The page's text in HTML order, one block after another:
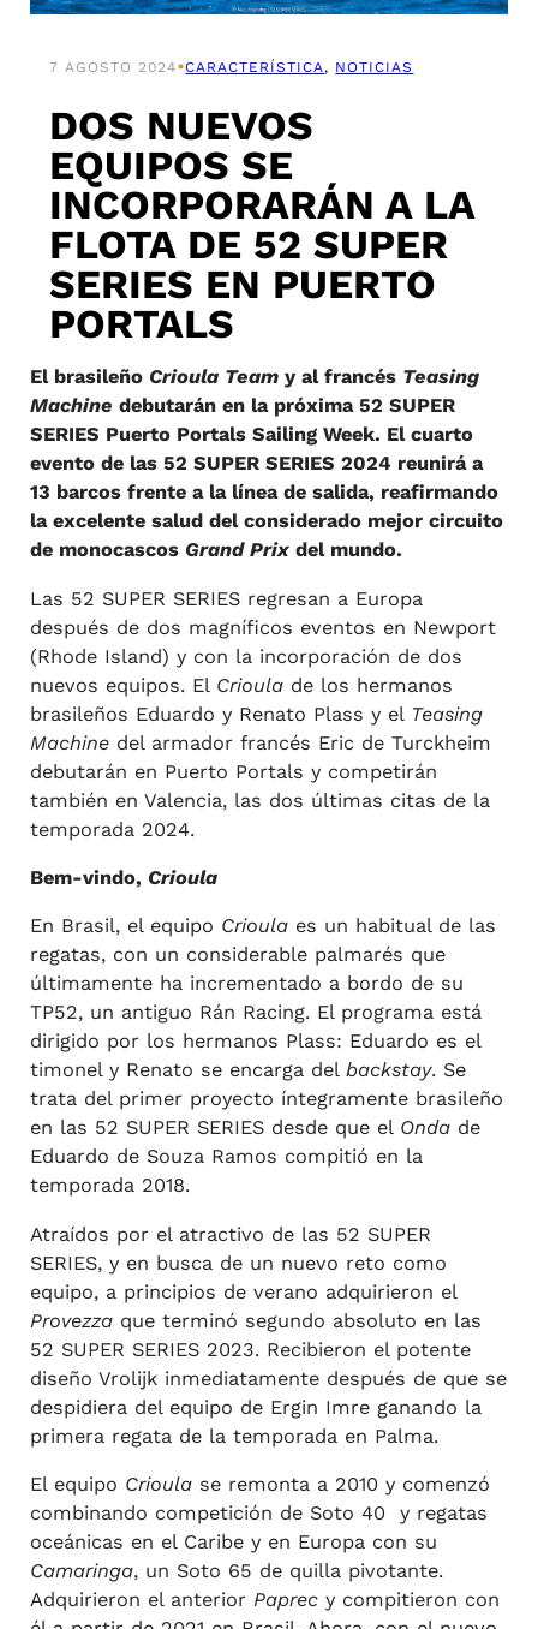
7 AGOSTO 2024•CARACTERÍSTICA, NOTICIAS
DOS NUEVOS
EQUIPOS SE
INCORPORARÁN A LA
FLOTA DE 52 SUPER
SERIES EN PUERTO
PORTALS
El brasileño Crioula Teamy al francés Teasing
Machine debutarán en la próxima 52 SUPER
SERIES Puerto Portals Sailing Week. El cuarto
evento de las 52 SUPER SERIES 2024 reunirá a
13 barcos frente a la línea de salida, reafirmando
la excelente salud del considerado mejor circuito
de monocascos Grand Prixdel mundo.
Las 52 SUPER SERIES regresan a Europa
después de dos magníficos eventos en Newport
(Rhode Island) y con la incorporación de dos
nuevos equipos. El Crioulade los hermanos
brasileños Eduardo y Renato Plass y el Teasing
Machinedel armador francés Eric de Turckheim
debutarán en Puerto Portals y competirán
también en Valencia, las dos últimas citas de la
temporada 2024.
Bem-vindo, Crioula
En Brasil, el equipo Crioulaes un habitual de las
regatas, con un considerable palmarés que
últimamente ha incrementado a bordo de su
TP52, un antiguo Rán Racing. El programa está
dirigido por los hermanos Plass: Eduardo es el
timonel y Renato se encarga del backstay. Se
trata del primer proyecto íntegramente brasileño
en las 52 SUPER SERIES desde que el Ondade
Eduardo de Souza Ramos compitió en la
temporada 2018.
Atraídos por el atractivo de las 52 SUPER
SERIES, y en busca de un nuevo reto como
equipo, a principios de verano adquirieron el
Provezzaque terminó segundo absoluto en las
52 SUPER SERIES 2023. Recibieron el potente
diseño Vrolijk inmediatamente después de que se
despidiera del equipo de Ergin Imre ganando la
primera regata de la temporada en Palma.
El equipo Crioulase remonta a 2010 y comenzó
combinando competición de Soto 40 y regatas
oceánicas en el Caribe y en Europa con su
Camaringa, un Soto 65 de quilla pivotante.
Adquirieron el anterior Paprecy compitieron con